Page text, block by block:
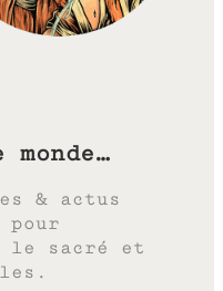
& actus
le sacré et